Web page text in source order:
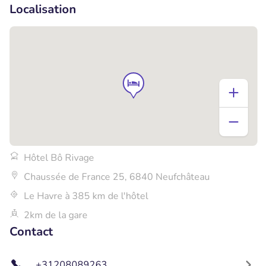
Localisation
Hôtel Bô Rivage
Chaussée de France 25, 6840 Neufchâteau
Le Havre à 385 km de l'hôtel
2km de la gare
Contact